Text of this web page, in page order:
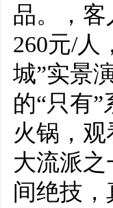
品。，
260元/人
城”实景
的“只有
火锅，
大流派
间绝技